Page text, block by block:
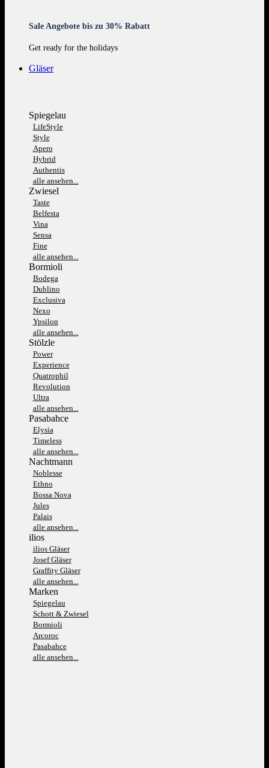
Sale Angebote bis zu 30% Rabatt
Get ready for the holidays
Gläser
Spiegelau
LifeStyle
Style
Apero
Hybrid
Authentis
alle ansehen...
Zwiesel
Taste
Belfesta
Vina
Sensa
Fine
alle ansehen...
Bormioli
Bodega
Dublino
Exclusiva
Nexo
Ypsilon
alle ansehen...
Stölzle
Power
Experience
Quatrophil
Revolution
Ultra
alle ansehen...
Pasabahce
Elysia
Timeless
alle ansehen...
Nachtmann
Noblesse
Ethno
Bossa Nova
Jules
Palais
alle ansehen...
ilios
ilios Gläser
Josef Gläser
Graffity Gläser
alle ansehen...
Marken
Spiegelau
Schott & Zwiesel
Bormioli
Arcoroc
Pasabahce
alle ansehen...